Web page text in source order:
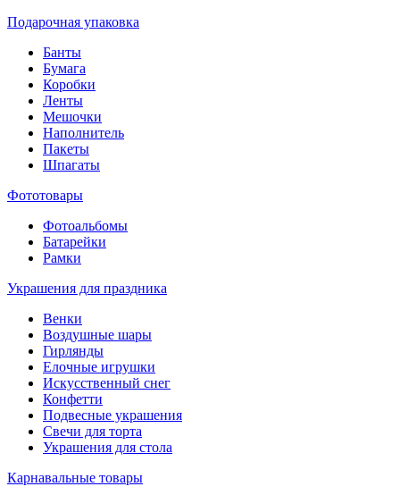
Подарочная упаковка
Банты
Бумага
Коробки
Ленты
Мешочки
Наполнитель
Пакеты
Шпагаты
Фототовары
Фотоальбомы
Батарейки
Рамки
Украшения для праздника
Венки
Воздушные шары
Гирлянды
Елочные игрушки
Искусственный снег
Конфетти
Подвесные украшения
Свечи для торта
Украшения для стола
Карнавальные товары